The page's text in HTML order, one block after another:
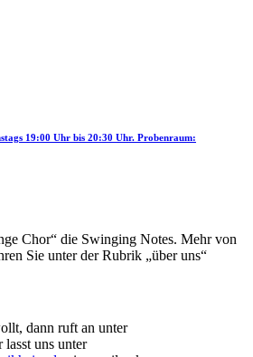
19:00 Uhr bis 20:30 Uhr. Probenraum:
Chor“ die Swinging Notes. Mehr von
Sie unter der Rubrik „über uns“
dann ruft an unter
lasst uns unter